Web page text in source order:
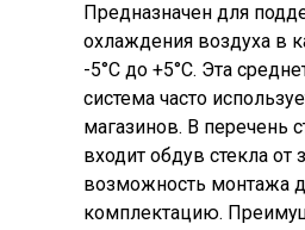
Предназначен для
охлаждения воздуха в
-5°С до +5°С. Эта
система часто
магазинов. В перечень
входит обдув стекла от
возможность монтажа
комплектацию.